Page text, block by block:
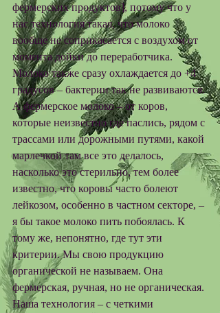
фермерских продуктов], потому что у
нас технология такая, что молоко
вообще не соприкасается с воздухом от
момента дойки до переработчика.
Молоко также сразу охлаждается до +4
градусов – бактерии так не развиваются.
А фермерское молоко – от коров,
которые неизвестно где паслись, рядом с
трассами или дорожными путями, какой
марлечкой там все это делалось,
насколько это стерильно, тем более
известно, что коровы часто болеют
лейкозом, особенно в частном секторе, –
я бы такое молоко пить побоялась. К
тому же, непонятно, где тут эти
критерии. Мы свою продукцию
органической не называем. Она
фермерская, ручная, но не органическая.
Наша технология – с четкими